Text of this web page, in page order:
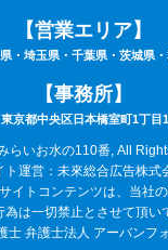
【営業エリア】
・埼玉県・千葉県・茨城県
【事務所】
京都中央区日本橋室町1丁目
らいお水の110番, All
ト運営：未來総合広告株式
イトコンテンツは、当社
は一切禁止とさせて頂い
士 弁護士法人 アーバンフ